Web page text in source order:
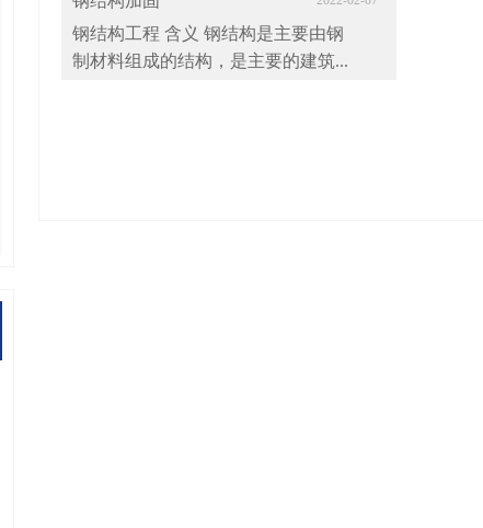
钢结构工程 含义 钢结构是主要由钢
制材料组成的结构，是主要的建筑...